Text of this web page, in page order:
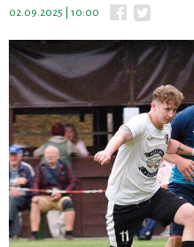
02.09.2025 | 10:00